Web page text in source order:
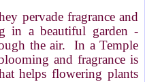
pervade fragrance and
in a beautiful garden -
the air. In a Temple
and fragrance is
helps flowering plants